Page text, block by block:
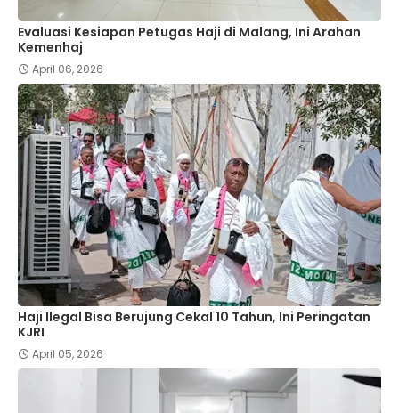
Evaluasi Kesiapan Petugas Haji di Malang, Ini Arahan
Kemenhaj
April 06, 2026
Haji Ilegal Bisa Berujung Cekal 10 Tahun, Ini Peringatan
KJRI
April 05, 2026